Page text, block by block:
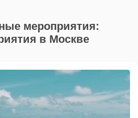
мероприятия:
в Москве